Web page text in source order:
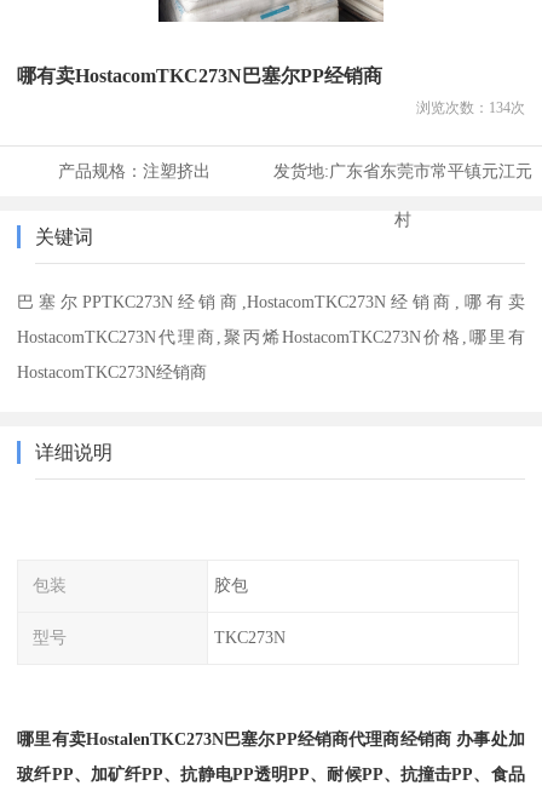
哪有卖HostacomTKC273N巴塞尔PP经销商
浏览次数： 134次
产品规格： 注塑挤出 发货地:广东省东莞市常平镇元江元
村
关键词
巴塞尔PPTKC273N经销商,HostacomTKC273N经销商,哪有卖
HostacomTKC273N代理商,聚丙烯HostacomTKC273N价格,哪里有
HostacomTKC273N经销商
详细说明
包装 胶包
型号 TKC273N
哪里有卖HostalenTKC273N巴塞尔PP经销商代理商经销商 办事处加
玻纤PP、加矿纤PP、抗静电PP透明PP、耐候PP、抗撞击PP、食品